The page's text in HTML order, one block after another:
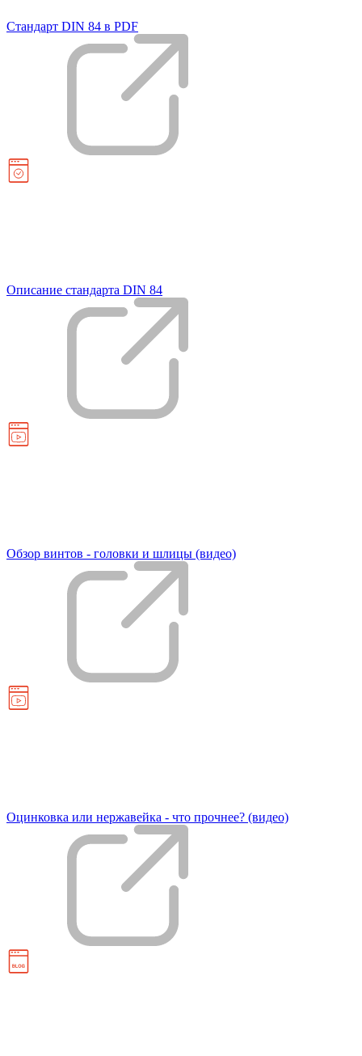
Стандарт DIN 84 в PDF
Описание стандарта DIN 84
Обзор винтов - головки и шлицы (видео)
Оцинковка или нержавейка - что прочнее? (видео)